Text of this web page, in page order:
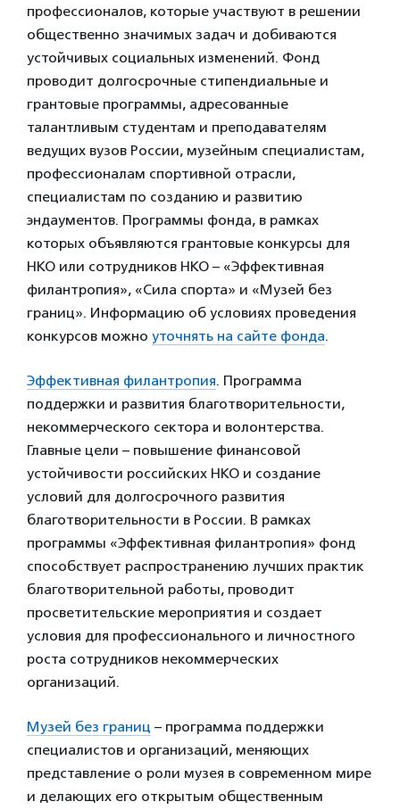
профессионалов, которые участвуют в решении
общественно значимых задач и добиваются
устойчивых социальных изменений. Фонд
проводит долгосрочные стипендиальные и
грантовые программы, адресованные
талантливым студентам и преподавателям
ведущих вузов России, музейным специалистам,
профессионалам спортивной отрасли,
специалистам по созданию и развитию
эндаументов. Программы фонда, в рамках
которых объявляются грантовые конкурсы для
НКО или сотрудников НКО – «Эффективная
филантропия», «Сила спорта» и «Музей без
границ». Информацию об условиях проведения
конкурсов можно уточнять на сайте фонда.
Эффективная филантропия. Программа
поддержки и развития благотворительности,
некоммерческого сектора и волонтерства.
Главные цели – повышение финансовой
устойчивости российских НКО и создание
условий для долгосрочного развития
благотворительности в России. В рамках
программы «Эффективная филантропия» фонд
способствует распространению лучших практик
благотворительной работы, проводит
просветительские мероприятия и создает
условия для профессионального и личностного
роста сотрудников некоммерческих
организаций.
Музей без границ – программа поддержки
специалистов и организаций, меняющих
представление о роли музея в современном мире
и делающих его открытым общественным